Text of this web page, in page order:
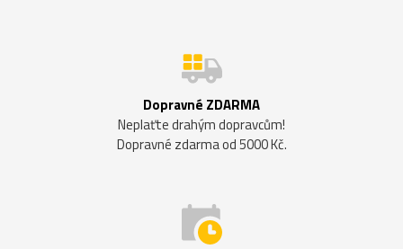
Dopravné ZDARMA
Neplaťte drahým dopravcům!
Dopravné zdarma od 5000 Kč.